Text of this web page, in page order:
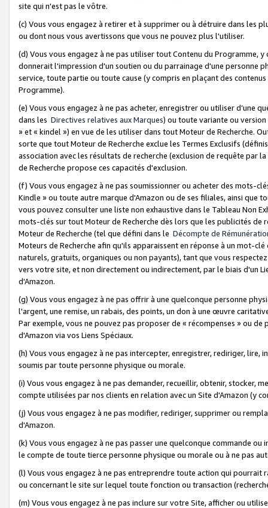
site qui n'est pas le vôtre.
(c) Vous vous engagez à retirer et à supprimer ou à détruire dans les
ou dont nous vous avertissons que vous ne pouvez plus l'utiliser.
(d) Vous vous engagez à ne pas utiliser tout Contenu du Programme,
donnerait l'impression d'un soutien ou du parrainage d'une personne
service, toute partie ou toute cause (y compris en plaçant des
Programme).
(e) Vous vous engagez à ne pas acheter, enregistrer ou utiliser d’une
dans les Directives relatives aux Marques) ou toute variante ou
» et « kindel ») en vue de les utiliser dans tout Moteur de Recherche.
sorte que tout Moteur de Recherche exclue les Termes Exclusifs
association avec les résultats de recherche (exclusion de requête
de Recherche propose ces capacités d'exclusion.
(f) Vous vous engagez à ne pas soumissionner ou acheter des mots-
Kindle » ou toute autre marque d'Amazon ou de ses filiales, ainsi que
vous pouvez consulter une liste non exhaustive dans le Tableau Non
mots-clés sur tout Moteur de Recherche dès lors que les publicités de
Moteur de Recherche (tel que défini dans le Décompte de
Moteurs de Recherche afin qu'ils apparaissent en réponse à un mot-
naturels, gratuits, organiques ou non payants), tant que vous
vers votre site, et non directement ou indirectement, par le biais d'un
d'Amazon.
(g) Vous vous engagez à ne pas offrir à une quelconque personne
l'argent, une remise, un rabais, des points, un don à une œuvre
Par exemple, vous ne pouvez pas proposer de « récompenses » ou
d'Amazon via vos Liens Spéciaux.
(h) Vous vous engagez à ne pas intercepter, enregistrer, rediriger,
soumis par toute personne physique ou morale.
(i) Vous vous engagez à ne pas demander, recueillir, obtenir, stocker,
compte utilisées par nos clients en relation avec un Site d'Amazon (y
(j) Vous vous engagez à ne pas modifier, rediriger, supprimer ou
d'Amazon.
(k) Vous vous engagez à ne pas passer une quelconque commande
le compte de toute tierce personne physique ou morale ou à ne pas
(l) Vous vous engagez à ne pas entreprendre toute action qui
ou concernant le site sur lequel toute fonction ou transaction
(m) Vous vous engagez à ne pas inclure sur votre Site, afficher ou